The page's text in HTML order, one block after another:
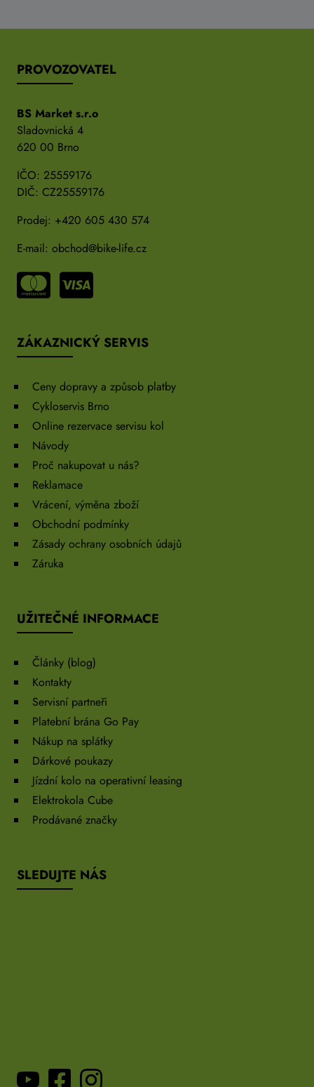
PROVOZOVATEL
BS Market s.r.o
Sladovnická 4
620 00 Brno
IČO: 25559176
DIČ: CZ25559176
Prodej: +420 605 430 574
E-mail: obchod@bike-life.cz
ZÁKAZNICKÝ SERVIS
Ceny dopravy a způsob platby
Cykloservis Brno
Online rezervace servisu kol
Návody
Proč nakupovat u nás?
Reklamace
Vrácení, výměna zboží
Obchodní podmínky
Zásady ochrany osobních údajů
Záruka
UŽITEČNÉ INFORMACE
Články (blog)
Kontakty
Servisní partneři
Platební brána Go Pay
Nákup na splátky
Dárkové poukazy
Jízdní kolo na operativní leasing
Elektrokola Cube
Prodávané značky
SLEDUJTE NÁS